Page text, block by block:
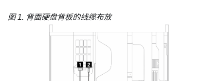
图 1. 背面硬盘背板的线缆布放